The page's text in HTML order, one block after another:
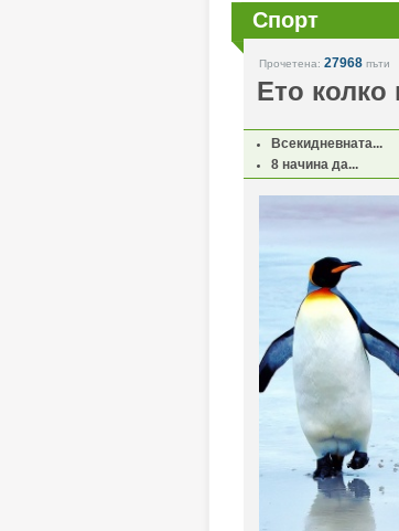
Спорт
Прочетена: 27968пъти
Ето колко
Всекидневната...
8 начина да...